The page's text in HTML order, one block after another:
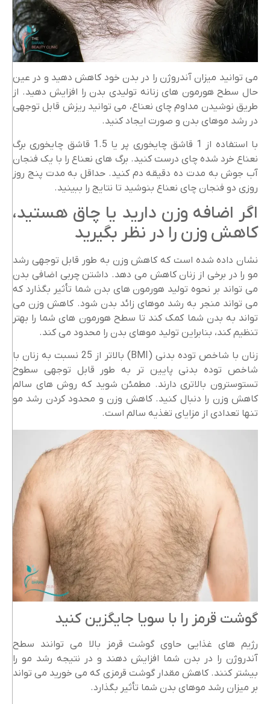
می توانید میزان آندروژن را در بدن خود کاهش دهید و در عین
حال سطح هورمون های زنانه تولیدی بدن را افزایش دهید. از
طریق نوشیدن مداوم چای نعناع، می توانید ریزش قابل توجهی
در رشد موهای بدن و صورت ایجاد کنید.
با استفاده از 1 قاشق چایخوری پر یا 1.5 قاشق چایخوری برگ
نعناع خرد شده چای درست کنید. برگ های نعناع را با یک فنجان
آب جوش به مدت ده دقیقه دم کنید. حداقل به مدت پنج روز
روزی دو فنجان چای نعناع بنوشید تا نتایج را ببینید.
اگر اضافه وزن دارید یا چاق هستید،
کاهش وزن را در نظر بگیرید
نشان داده شده است که کاهش وزن به طور قابل توجهی رشد
مو را در برخی از زنان کاهش می دهد. داشتن چربی اضافی بدن
می تواند بر نحوه تولید هورمون های بدن شما تأثیر بگذارد که
می تواند منجر به رشد موهای زائد بدن شود. کاهش وزن می
تواند به بدن شما کمک کند تا سطح هورمون های شما را بهتر
تنظیم کند، بنابراین تولید موهای بدن را محدود می کند.
زنان با شاخص توده بدنی (BMI) بالاتر از 25 نسبت به زنان با
شاخص توده بدنی پایین تر به طور قابل توجهی سطوح
تستوسترون بالاتری دارند. مطمئن شوید که روش های سالم
کاهش وزن را دنبال کنید. کاهش وزن و محدود کردن رشد مو
تنها تعدادی از مزایای تغذیه سالم است.
گوشت قرمز را با سویا جایگزین کنید
رژیم های غذایی حاوی گوشت قرمز بالا می توانند سطح
آندروژن را در بدن شما افزایش دهند و در نتیجه رشد مو را
بیشتر کنند. کاهش مقدار گوشت قرمزی که می خورید می تواند
بر میزان رشد موهای بدن شما تأثیر بگذارد.